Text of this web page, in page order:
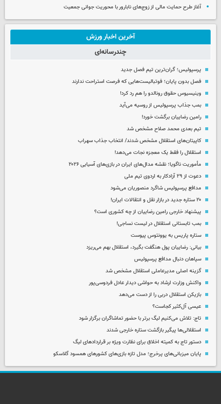
آغاز طرح حمایت مالی از زوج‌های نابارور با محوریت جوانی جمعیت
آخرین اخبار ورزش
چندرسانه‌ای
پرسپولیس؛ گران‌ترین تیم فصل جدید
فصل بدون پایان؛ فوتبالیست‌هایی که فرصت استراحت ندارند
وینیسیوس حقوق رونالدو را هم رد کرد!
بمب جذاب پرسپولیس از روسیه می‌آید
رامین رضاییان برگشت خورد!
تیم بعدی محمد صلاح مشخص شد
کاپیتان‌های استقلال مشخص شدند/ انتخاب جذاب سهراب
استقلال را فقط یک معجزه نجات می‌دهد!
مأموریت ناگویا؛ نقشه مدال‌های ایران در بازی‌های آسیایی ۲۰۲۶
دعوت از ۲۹ آزادکار به اردوی تیم ملی
مدافع پرسپولیس شاگرد منصوریان می‌شود
۲۰ ستاره جدید در بازار نقل و انتقالات ایران!
پیشنهاد خارجی رامین رضاییان از چه کشوری است؟
بمب تابستانی استقلال در لیست نساجی!
ستاره پاریس به یوونتوس پیوست
بیانی: رضاییان پول هنگفت بگیرد، استقلال بهم می‌ریزد
سپاهان دنبال مدافع پرسپولیس
گزینه اصلی مدیرعاملی استقلال مشخص شد
واکنش وزارت ارشاد به حواشی دیدار عادل فردوسی‌پور
بازیکن استقلال دربی را از دست می‌دهد
عیسی آل‌کثیر کجاست؟
تاج: تلاش می‌کنیم لیگ برتر با حضور تماشاگران برگزار شود
استقلالی‌ها پیگیر بازگشت ستاره خارجی شدند
دستور تاج به کمیته اخلاق برای نظارت ویژه بر قراردادهای لیگ
پایان میزبانی‌های پرخرج؛ مدل تازه بازی‌های کشورهای همسود گلاسکو